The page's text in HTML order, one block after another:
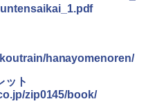
パッとサッとテント ブラックコ
フルクローズ メッシュ 3-4人用
レー 熊よけスプレー 熊スプレー
噴射30秒）110ml（連続噴射15
～10m 安全ロック搭載 携帯収納袋
hanayomenoren/
ット
zip0145/book/